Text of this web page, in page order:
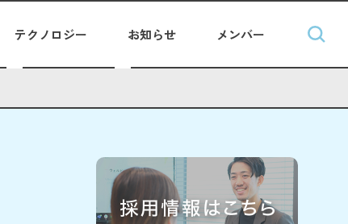
テクノロジー お知らせ メンバー